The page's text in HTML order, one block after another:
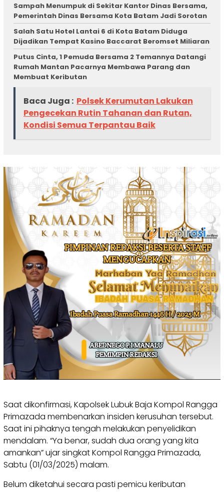
Sampah Menumpuk di Sekitar Kantor Dinas Bersama,
Pemerintah Dinas Bersama Kota Batam Jadi Sorotan
Salah Satu Hotel Lantai 6 di Kota Batam Diduga
Dijadikan Tempat Kasino Baccarat Beromset Miliaran
Putus Cinta, 1 Pemuda Bersama 2 Temannya Datangi
Rumah Mantan Pacarnya Membawa Parang dan
Membuat Keributan
Baca Juga : Polsek Kerumutan Lakukan
Pengecekan Rutin Tahanan dan Rutan,
Kondisi Semua Terpantau Baik
Saat dikonfirmasi, Kapolsek Lubuk Baja Kompol Rangga
Primazada membenarkan insiden kerusuhan tersebut.
Saat ini pihaknya tengah melakukan penyelidikan
mendalam. “Ya benar, sudah dua orang yang kita
amankan” ujar singkat Kompol Rangga Primazada,
Sabtu (01/03/2025) malam.
Belum diketahui secara pasti pemicu keributan